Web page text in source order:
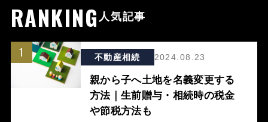
RANKING 人気記事
1 不動産相続 2024.08.23
親から子へ土地を名義変更する
方法｜生前贈与・相続時の税金
や節税方法も